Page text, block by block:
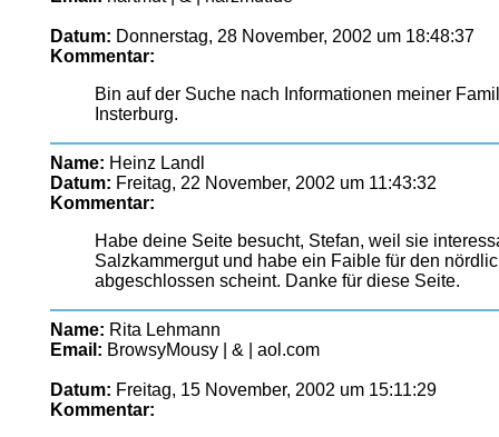
Datum: Donnerstag, 28 November, 2002 um 18:48:37
Kommentar:
Bin auf der Suche nach Informationen meiner
Insterburg.
Name: Heinz Landl
Datum: Freitag, 22 November, 2002 um 11:43:32
Kommentar:
Habe deine Seite besucht, Stefan, weil sie
Salzkammergut und habe ein Faible für den
abgeschlossen scheint. Danke für diese Seite.
Name: Rita Lehmann
Email: BrowsyMousy | & | aol.com
Datum: Freitag, 15 November, 2002 um 15:11:29
Kommentar: